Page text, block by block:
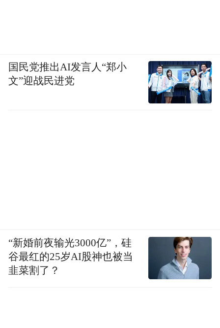
国民党推出AI发言人“郑小
文”迎战民进党
“新婚前夜输光3000亿”，硅
谷最红的25岁AI股神也被当
韭菜割了？